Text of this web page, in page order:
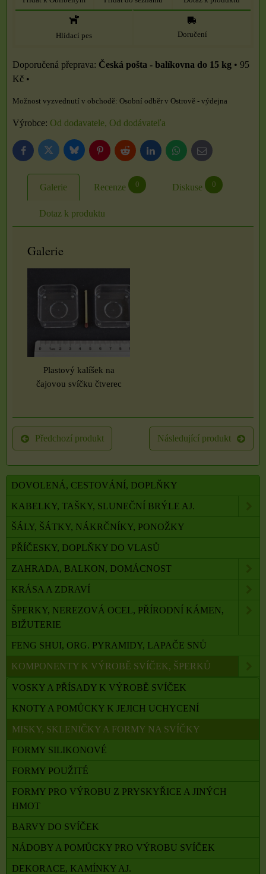
Hlídací pes Doručení
Česká pošta - balíkovna do 15 kg • 95
Kč •
Osobní odběr v Ostrově - výdejna
Výrobce: Od dodavatele, Od dodávateľa
FacebookTwitter BlueskyPinterestReddit LinkedInWhatsApp
E-
mail
Galerie Recenze 0 Diskuse 0
Dotaz k produktu
Galerie
Plastový kalíšek na
čajovou svíčku čtverec
Předchozí produkt Následující produkt
DOVOLENÁ, CESTOVÁNÍ, DOPLŇKY
KABELKY, TAŠKY, SLUNEČNÍ BRÝLE AJ.
ŠÁLY, ŠÁTKY, NÁKRČNÍKY, PONOŽKY
PŘÍČESKY, DOPLŇKY DO VLASŮ
ZAHRADA, BALKON, DOMÁCNOST
KRÁSA A ZDRAVÍ
ŠPERKY, NEREZOVÁ OCEL, PŘÍRODNÍ KÁMEN,
BIŽUTERIE
FENG SHUI, ORG. PYRAMIDY, LAPAČE SNŮ
KOMPONENTY K VÝROBĚ SVÍČEK, ŠPERKŮ
VOSKY A PŘÍSADY K VÝROBĚ SVÍČEK
KNOTY A POMŮCKY K JEJICH UCHYCENÍ
MISKY, SKLENIČKY A FORMY NA SVÍČKY
FORMY SILIKONOVÉ
FORMY POUŽITÉ
FORMY PRO VÝROBU Z PRYSKYŘICE A JINÝCH
HMOT
BARVY DO SVÍČEK
NÁDOBY A POMŮCKY PRO VÝROBU SVÍČEK
DEKORACE, KAMÍNKY AJ.